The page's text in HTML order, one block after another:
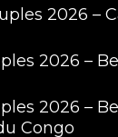
2026 –
2026 –
2026 –
Congo